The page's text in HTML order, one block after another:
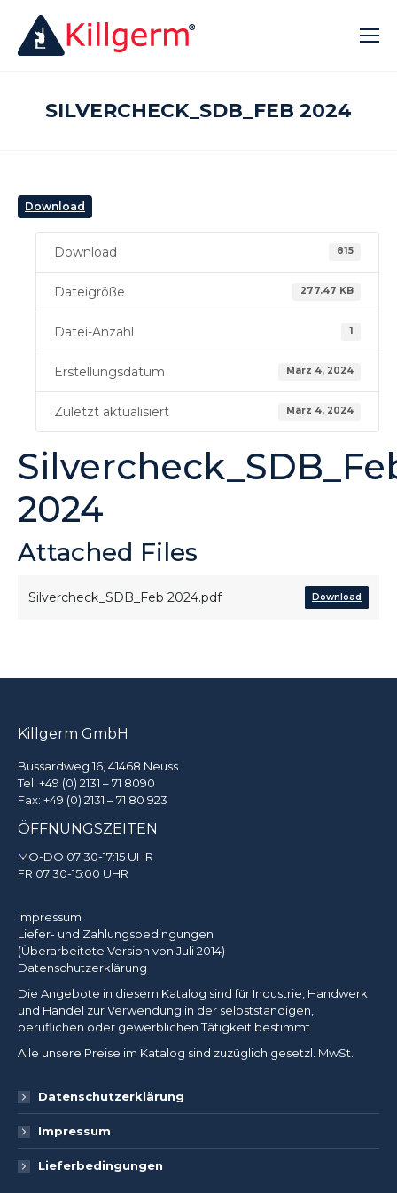
SILVERCHECK_SDB_FEB 2024
Download
Download 815
Dateigröße 277.47 KB
Datei-Anzahl 1
Erstellungsdatum März 4, 2024
Zuletzt aktualisiert März 4, 2024
2024
Attached Files
Silvercheck_SDB_Feb 2024.pdf Download
Killgerm GmbH
Bussardweg 16, 41468 Neuss
Tel: +49 (0) 2131 – 71 8090
Fax: +49 (0) 2131 – 71 80 923
ÖFFNUNGSZEITEN
MO-DO 07:30-17:15 UHR
FR 07:30-15:00 UHR
Impressum
Liefer- und Zahlungsbedingungen
(Überarbeitete Version von Juli 2014)
Datenschutzerklärung
Die Angebote in diesem Katalog sind für Industrie, Handwerk
und Handel zur Verwendung in der selbstständigen,
beruflichen oder gewerblichen Tätigkeit bestimmt.
Alle unsere Preise im Katalog sind zuzüglich gesetzl. MwSt.
Datenschutzerklärung
Impressum
Lieferbedingungen